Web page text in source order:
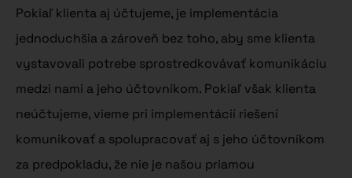
Pokiaľ klienta aj účtujeme, je implementácia
jednoduchšia a zároveň bez toho, aby sme klienta
vystavovali potrebe sprostredkovávať komunikáciu
medzi nami a jeho účtovníkom. Pokiaľ však klienta
neúčtujeme, vieme pri implementácií riešení
komunikovať a spolupracovať aj s jeho účtovníkom
za predpokladu, že nie je našou priamou